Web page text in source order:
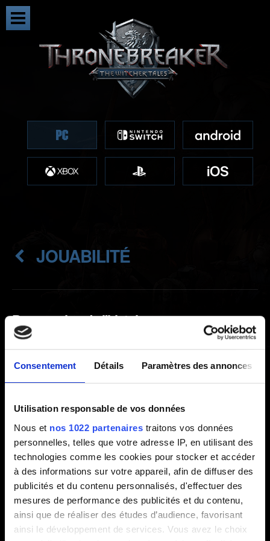
Consentement Détails Paramètres des annonces
Utilisation responsable de vos données
Nous et nos 1022 partenaires traitons vos données
personnelles, telles que votre adresse IP, en utilisant des
technologies comme les cookies pour stocker et accéder
à des informations sur votre appareil, afin de diffuser des
publicités et du contenu personnalisés, d'effectuer des
mesures de performance des publicités et du contenu,
ainsi que de réaliser des études d’audience, favorisant
ainsi le développement de services. Vous avez le choix
JOUABILITÉ
Progression de l'histoire
Progression bloquée
Succès
Un succès Steam n'a pas été débloqué.
Je n'ai pas obtenu un succès Galaxy en
remplissant les conditions requises.
Exploration